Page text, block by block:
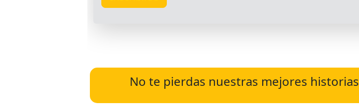
No te pierdas nuestras mejores historias